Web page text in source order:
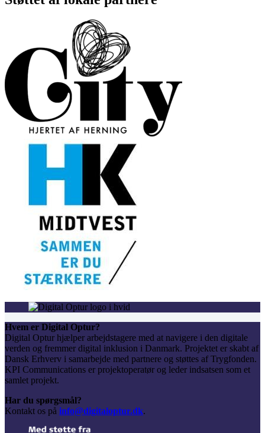
Hvem er Digital Optur?
Digital Optur hjælper arbejdstagere med at navigere i den digitale
verden og fremmer digital inklusion i Danmark. Projektet er skabt af
Dansk Erhverv i samarbejde med partnere og støttes af Trygfonden.
KPI Communications er projektoperatør og leder indsatsen som et
samlet projekt.
Har du spørgsmål?
Kontakt os på info@digitaloptur.dk.